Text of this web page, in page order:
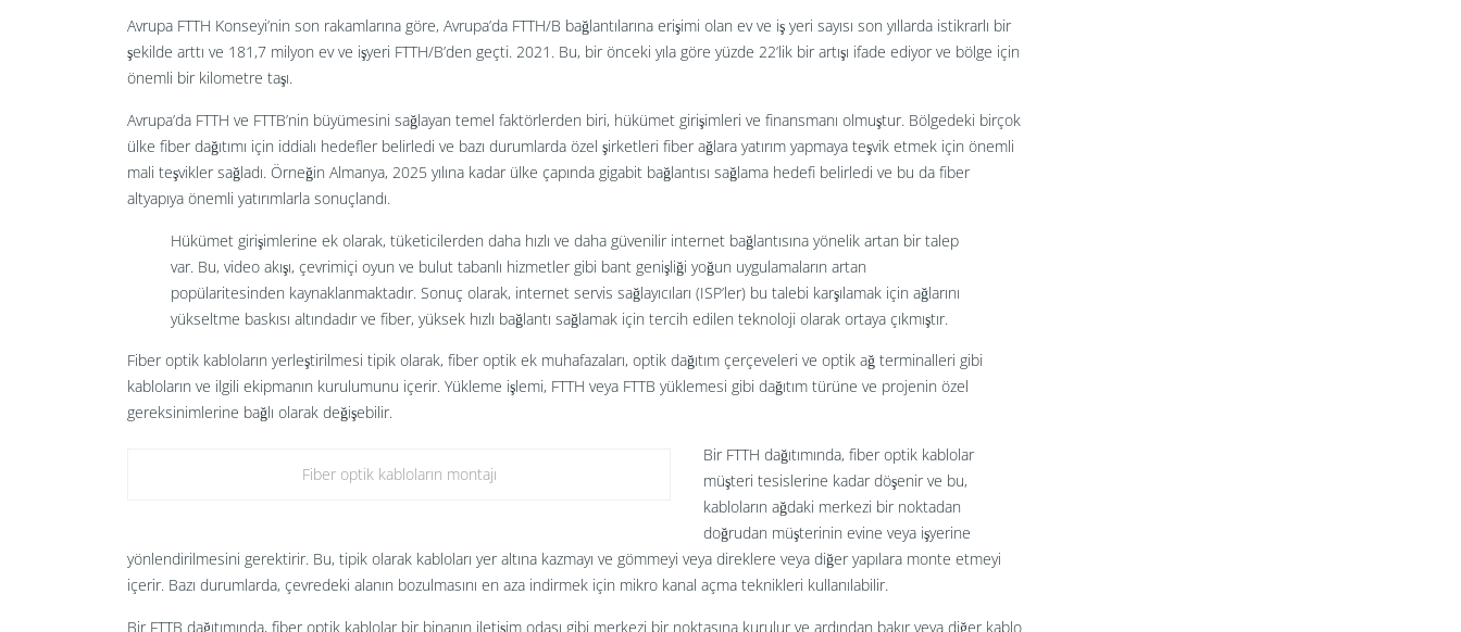
Avrupa FTTH Konseyi’nin son rakamlarına göre, Avrupa’da FTTH/B bağlantılarına erişimi olan ev ve iş yeri sayısı son yıllarda istikrarlı bir
şekilde arttı ve 181,7 milyon ev ve işyeri FTTH/B’den geçti. 2021. Bu, bir önceki yıla göre yüzde 22’lik bir artışı ifade ediyor ve bölge için
önemli bir kilometre taşı.
Avrupa’da FTTH ve FTTB’nin büyümesini sağlayan temel faktörlerden biri, hükümet girişimleri ve finansmanı olmuştur. Bölgedeki birçok
ülke fiber dağıtımı için iddialı hedefler belirledi ve bazı durumlarda özel şirketleri fiber ağlara yatırım yapmaya teşvik etmek için önemli
mali teşvikler sağladı. Örneğin Almanya, 2025 yılına kadar ülke çapında gigabit bağlantısı sağlama hedefi belirledi ve bu da fiber
altyapıya önemli yatırımlarla sonuçlandı.
Hükümet girişimlerine ek olarak, tüketicilerden daha hızlı ve daha güvenilir internet bağlantısına yönelik artan bir talep
var. Bu, video akışı, çevrimiçi oyun ve bulut tabanlı hizmetler gibi bant genişliği yoğun uygulamaların artan
popülaritesinden kaynaklanmaktadır. Sonuç olarak, internet servis sağlayıcıları (ISP’ler) bu talebi karşılamak için ağlarını
yükseltme baskısı altındadır ve fiber, yüksek hızlı bağlantı sağlamak için tercih edilen teknoloji olarak ortaya çıkmıştır.
Fiber optik kabloların yerleştirilmesi tipik olarak, fiber optik ek muhafazaları, optik dağıtım çerçeveleri ve optik ağ terminalleri gibi
kabloların ve ilgili ekipmanın kurulumunu içerir. Yükleme işlemi, FTTH veya FTTB yüklemesi gibi dağıtım türüne ve projenin özel
gereksinimlerine bağlı olarak değişebilir.
Fiber optik kabloların montajı
Bir FTTH dağıtımında, fiber optik kablolar
müşteri tesislerine kadar döşenir ve bu,
kabloların ağdaki merkezi bir noktadan
doğrudan müşterinin evine veya işyerine
yönlendirilmesini gerektirir. Bu, tipik olarak kabloları yer altına kazmayı ve gömmeyi veya direklere veya diğer yapılara monte etmeyi
içerir. Bazı durumlarda, çevredeki alanın bozulmasını en aza indirmek için mikro kanal açma teknikleri kullanılabilir.
Bir FTTB dağıtımında, fiber optik kablolar bir binanın iletişim odası gibi merkezi bir noktasına kurulur ve ardından bakır veya diğer kablo